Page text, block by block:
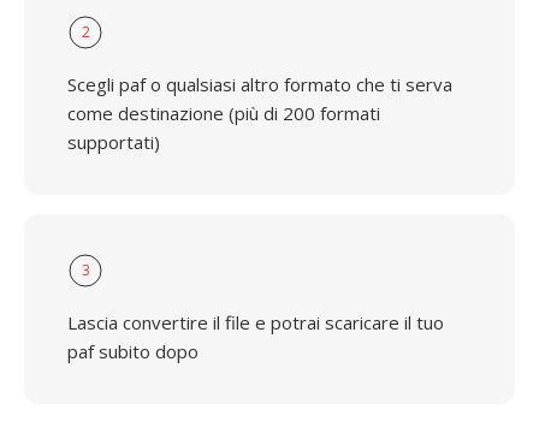
2
Scegli paf o qualsiasi altro formato che ti serva
come destinazione (più di 200 formati
supportati)
3
Lascia convertire il file e potrai scaricare il tuo
paf subito dopo